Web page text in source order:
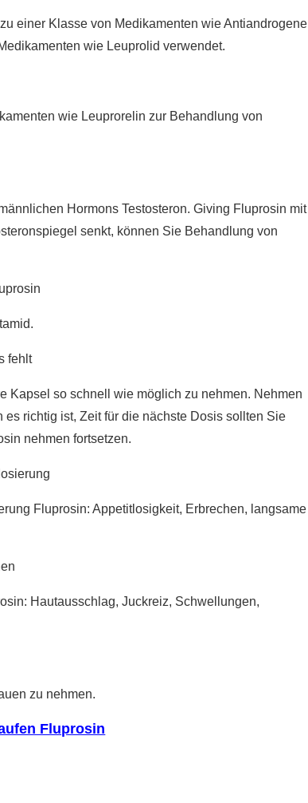
einer Klasse von Medikamenten wie Antiandrogene
wie Leuprolid verwendet.
wie Leuprorelin zur Behandlung von
Hormons Testosteron. Giving Fluprosin mit
senkt, können Sie Behandlung von
fehlt
Kapsel so schnell wie möglich zu nehmen. Nehmen
richtig ist, Zeit für die nächste Dosis sollten Sie
nehmen fortsetzen.
Fluprosin: Appetitlosigkeit, Erbrechen, langsame
Hautausschlag, Juckreiz, Schwellungen,
zu nehmen.
Fluprosin